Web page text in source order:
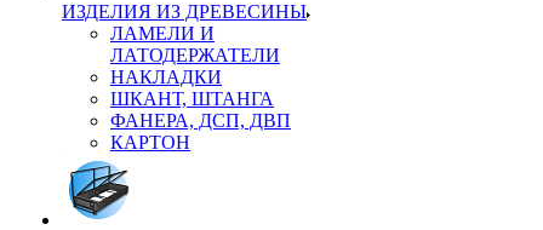
ИЗДЕЛИЯ ИЗ ДРЕВЕСИНЫ
ЛАМЕЛИ И
ЛАТОДЕРЖАТЕЛИ
НАКЛАДКИ
ШКАНТ, ШТАНГА
ФАНЕРА, ДСП, ДВП
КАРТОН